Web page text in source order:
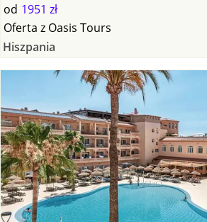
od 1951 zł
Oferta z Oasis Tours
Hiszpania